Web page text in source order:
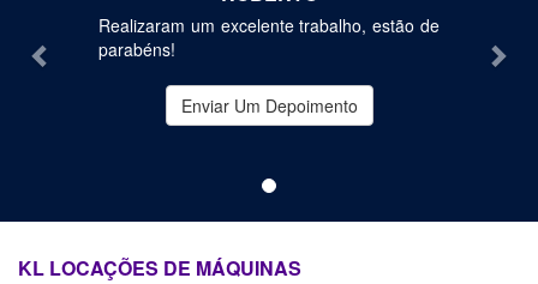
Realizaram um excelente trabalho, estão de
parabéns!
Enviar Um Depoimento
KL LOCAÇÕES DE MÁQUINAS